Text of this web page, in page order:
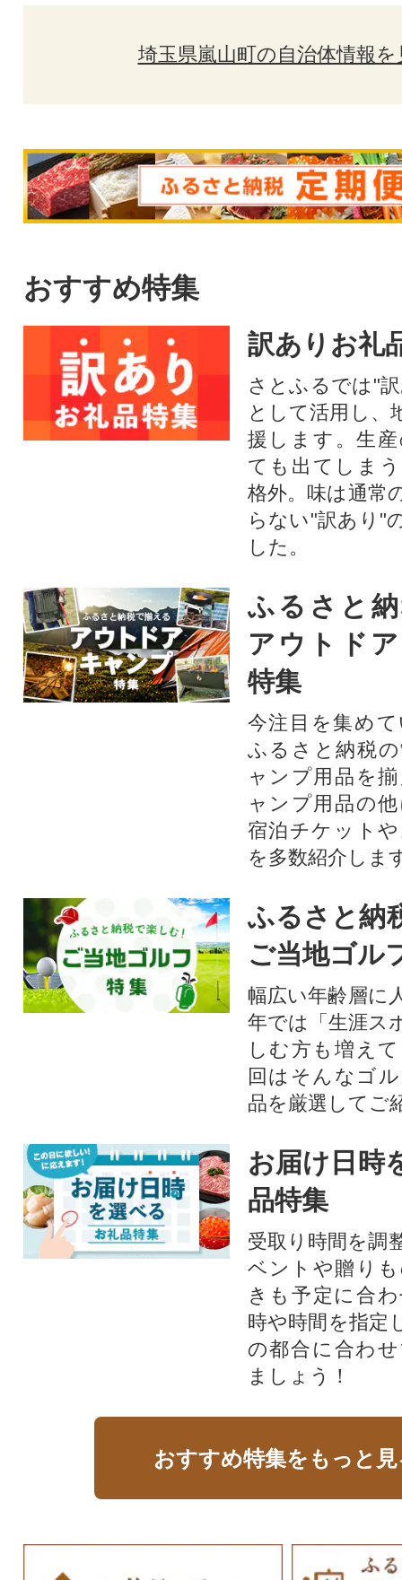
埼玉県嵐山町の自治体情報を
おすすめ特集
訳ありお礼
さとふるでは"
として活用し、
援します。⽣
ても出てしま
格外。味は通常
らない"訳あり"
した。
ふるさと
アウトド
特集
今注目を集め
ふるさと納税
ャンプ用品を
ャンプ用品の
宿泊チケット
を多数紹介しま
ふるさと納
ご当地ゴル
幅広い年齢層に
年では「生涯ス
しむ方も増え
回はそんなゴ
品を厳選してご
お届け日時
品特集
受取り時間を調
ベントや贈り
きも予定に合
時や時間を指定
の都合に合わ
ましょう！
おすすめ特集をもっと